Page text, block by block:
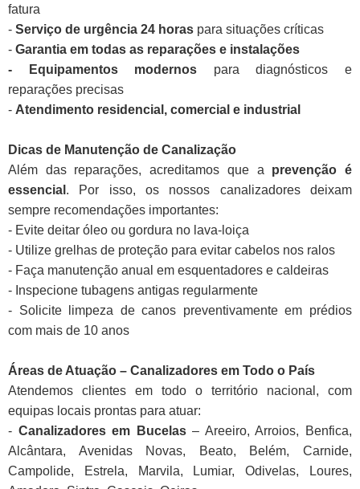
fatura
- Serviço de urgência 24 horas para situações críticas
- Garantia em todas as reparações e instalações
- Equipamentos modernos para diagnósticos e
reparações precisas
- Atendimento residencial, comercial e industrial
Dicas de Manutenção de Canalização
Além das reparações, acreditamos que a prevenção é
essencial . Por isso, os nossos canalizadores deixam
sempre recomendações importantes:
- Evite deitar óleo ou gordura no lava-loiça
- Utilize grelhas de proteção para evitar cabelos nos ralos
- Faça manutenção anual em esquentadores e caldeiras
- Inspecione tubagens antigas regularmente
- Solicite limpeza de canos preventivamente em prédios
com mais de 10 anos
Áreas de Atuação – Canalizadores em Todo o País
Atendemos clientes em todo o território nacional, com
equipas locais prontas para atuar:
- Canalizadores em Bucelas– Areeiro, Arroios, Benfica,
Alcântara, Avenidas Novas, Beato, Belém, Carnide,
Campolide, Estrela, Marvila, Lumiar, Odivelas, Loures,